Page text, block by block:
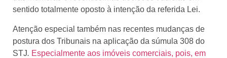
sentido totalmente oposto à intenção da referida Lei.
Atenção especial também nas recentes mudanças de
postura dos Tribunais na aplicação da súmula 308 do
STJ. Especialmente aos imóveis comerciais, pois, em